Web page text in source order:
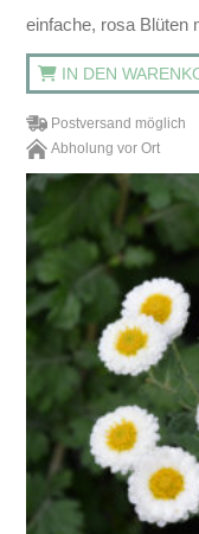
einfache, rosa Blüten
IN DEN
Postversand möglich
Abholung vor Ort